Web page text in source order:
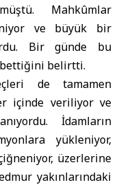
Mahkûmlar
ve büyük bir
Bir günde bu
belirtti.
de tamamen
içinde veriliyor ve
İdamların
yükleniyor,
üzerlerine
yakınlarındaki